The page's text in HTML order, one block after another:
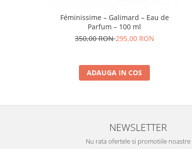
Féminissime – Galimard – Eau de
Parfum – 100 ml
350,00 RON295,00 RON
ADAUGA IN COS
NEWSLETTER
Nu rata ofertele si promotiile noastre